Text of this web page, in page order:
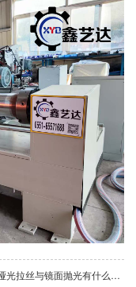
下一篇：哑光拉丝与镜面抛光有什么区别